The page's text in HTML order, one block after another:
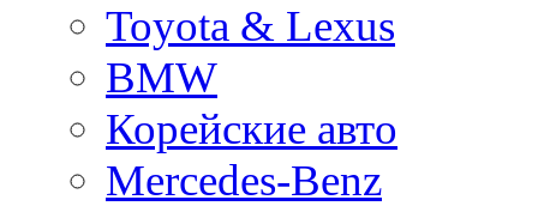
Toyota & Lexus
BMW
Корейские авто
Mercedes-Benz